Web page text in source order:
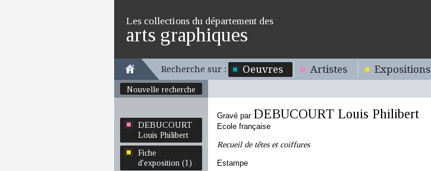
Les collections du département des
arts graphiques
Recherche sur : Oeuvres Artistes Expositions
Nouvelle recherche
DEBUCOURT
Louis Philibert
Fiche
d'exposition (1)
Gravé par DEBUCOURT Louis Philibert
Ecole française
Recueil de têtes et coiffures
Estampe